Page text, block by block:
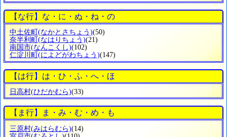
【な行】な・に・ぬ・ね・の
中土佐町 (なかとさちょう)(50)
奈半利町 (なはりちょう)(21)
南国市(なんこくし)(102)
仁淀川町 (によどがわちょう)(147)
【は行】は・ひ・ふ・へ・ほ
日高村(ひだかむら)(33)
【ま行】ま・み・む・め・も
三原村(みはらむら)(14)